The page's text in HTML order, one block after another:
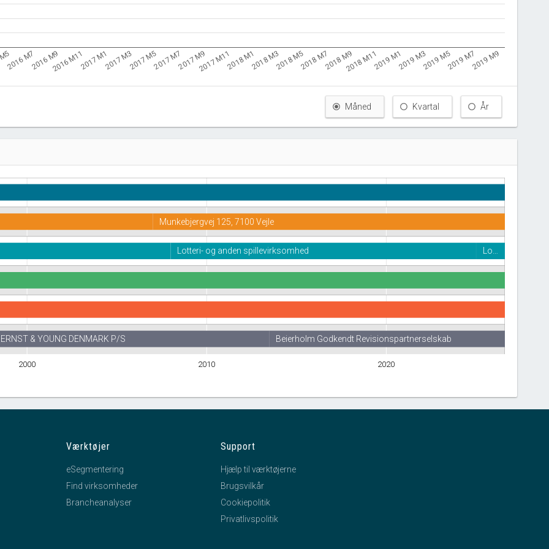
2016 M72016 M92016 M112017 M12017 M32017 M52017 M72017 M92017 M112018 M12018 M32018 M52018 M72018 M92018 M112019 M12019 M32019 M52019 M72019 M9
Måned Kvartal År
2000 2010 2020
Munkebjergvej 125, 7100 Vejle
Lotteri- og anden spillevirksomhed Lo…
ERNST & YOUNG DENMARK P/S Beierholm Godkendt Revisionspartnerselskab
Værktøjer
eSegmentering
Find virksomheder
Brancheanalyser
Support
Hjælp til værktøjerne
Brugsvilkår
Cookiepolitik
Privatlivspolitik